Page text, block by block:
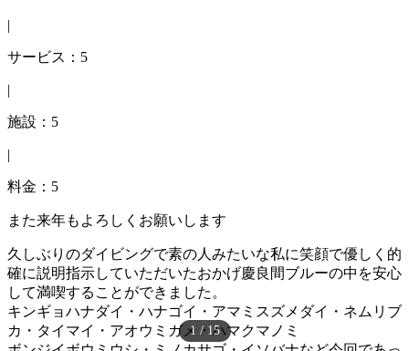
1 /15
|
サービス：5
|
施設：5
|
料金：5
また来年もよろしくお願いします
久しぶりのダイビングで素の人みたいな私に笑顔で優しく的
確に説明指示していただいたおかげ慶良間ブルーの中を安心
して満喫することができました。
キンギョハナダイ・ハナゴイ・アマミスズメダイ・ネムリブ
カ・タイマイ・アオウミガメ・ハマクマノミ